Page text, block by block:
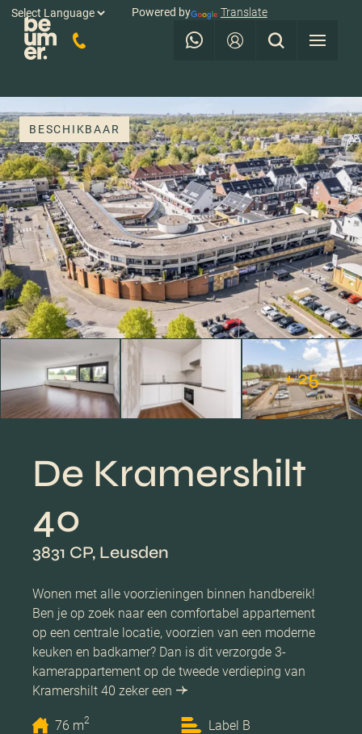
Powered by Translate
BESCHIKBAAR
+ 25
De Kramershilt
40
3831 CP, Leusden
Wonen met alle voorzieningen binnen handbereik!
Ben je op zoek naar een comfortabel appartement
op een centrale locatie, voorzien van een moderne
keuken en badkamer? Dan is dit verzorgde 3-
kamerappartement op de tweede verdieping van
Kramershilt 40 zeker een
76 m2
Label B